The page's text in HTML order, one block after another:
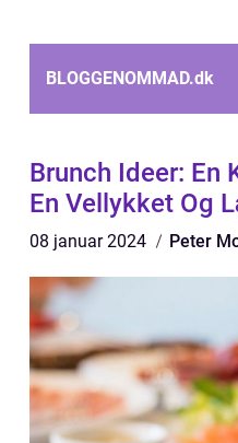
BLOGGENOMMAD.dk
Brunch Ideer: En
En Vellykket Og
08 januar 2024 Peter